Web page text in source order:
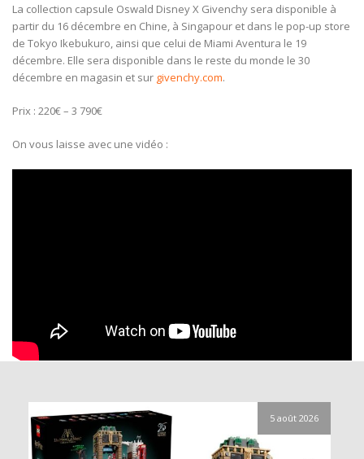
La collection capsule Oswald Disney X Givenchy sera disponible à
partir du 16 décembre en Chine, à Singapour et dans le pop-up store
de Tokyo Ikebukuro, ainsi que celui de Miami Aventura le 19
décembre. Elle sera disponible dans le reste du monde le 30
décembre en magasin et sur givenchy.com.
Prix : 220€ – 3 790€
On vous laisse avec une vidéo :
5 août 2026